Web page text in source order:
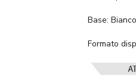
Base: Bianco
Formato